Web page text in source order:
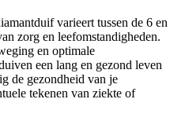
varieert tussen de 6 en
zorg en leefomstandigheden.
en optimale
een lang en gezond leven
de gezondheid van je
tekenen van ziekte of